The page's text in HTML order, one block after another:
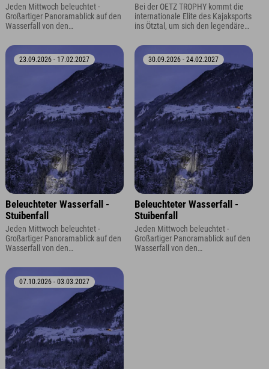
Jeden Mittwoch beleuchtet -
Großartiger Panoramablick auf den
Wasserfall von den
Panoramaparkplatz.
Bei der OETZ TROPHY kommt die
internationale Elite des Kajaksports
ins Ötztal, um sich den legendären
Ötztaler Ache zu stellen. Die
„Wellerbrücke“ zählt zu den
schwierigsten Wildwasser-Strecken
23.09.2026 - 17.02.2027
Beleuchteter Wasserfall -
Stuibenfall
Jeden Mittwoch beleuchtet -
Großartiger Panoramablick auf den
Wasserfall von den
Panoramaparkplatz.
30.09.2026 - 24.02.2027
Beleuchteter Wasserfall -
Stuibenfall
Jeden Mittwoch beleuchtet -
Großartiger Panoramablick auf den
Wasserfall von den
07.10.2026 - 03.03.2027